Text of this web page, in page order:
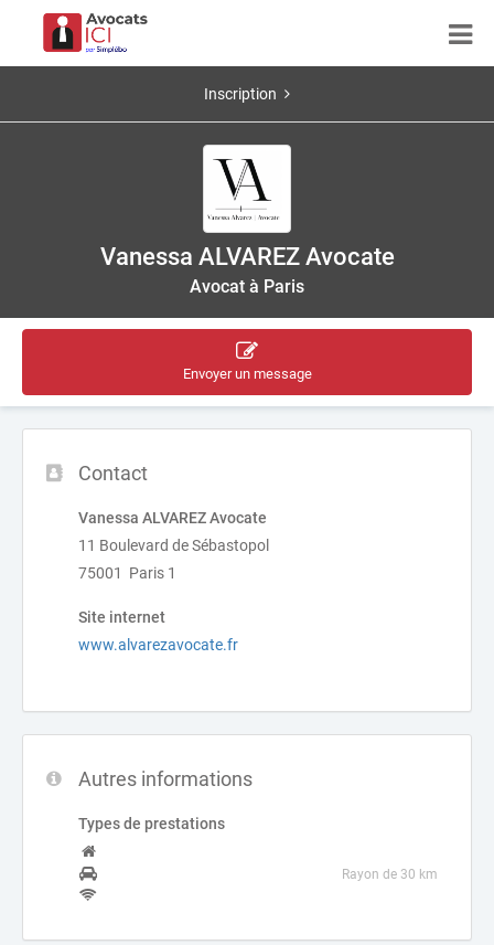
Inscription
Vanessa ALVAREZ Avocate
Avocat à Paris
Envoyer un message
Contact
Vanessa ALVAREZ Avocate
11 Boulevard de Sébastopol
75001 Paris 1
Site internet
www.alvarezavocate.fr
Autres informations
Types de prestations
Rayon de 30 km